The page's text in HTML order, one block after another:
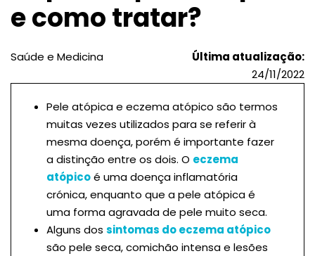
e como tratar?
Saúde e Medicina
Última atualização:
24/11/2022
Pele atópica e eczema atópico são termos
muitas vezes utilizados para se referir à
mesma doença, porém é importante fazer
a distinção entre os dois. O eczema
atópicoé uma doença inflamatória
crónica, enquanto que a pele atópica é
uma forma agravada de pele muito seca.
Alguns dos sintomas do eczema atópico
são pele seca, comichão intensa e lesões